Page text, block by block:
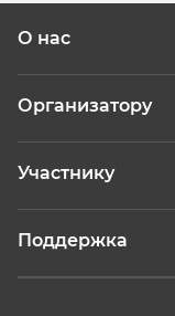
О нас
Организатору
Участнику
Поддержка